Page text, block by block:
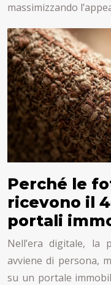
massimizzando
Perché le
ricevono il
portali
Nell’era digitale,
avviene di persona,
su un portale